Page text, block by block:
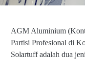
AGM Aluminium
Partisi Profesional di
Solartuff adalah dua